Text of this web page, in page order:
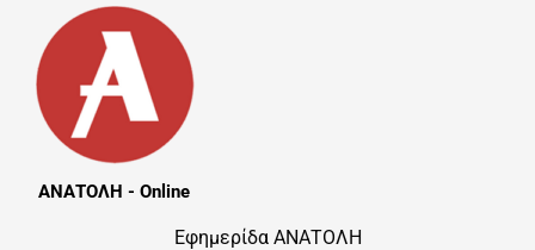
ΑΝΑΤΟΛΗ - Online
Εφημερίδα ΑΝΑΤΟΛΗ